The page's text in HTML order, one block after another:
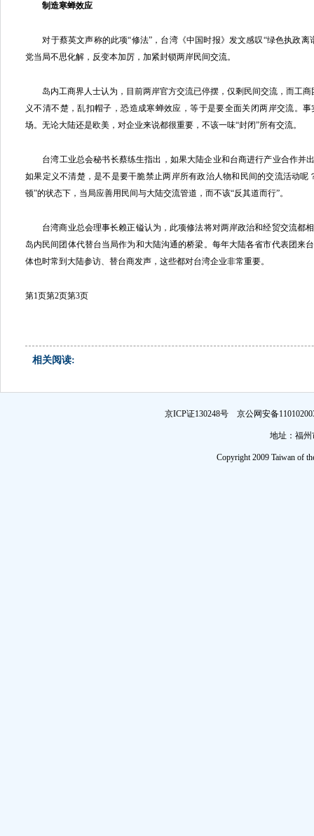
制造寒蝉效应
对于蔡英文声称的此项“修法”，台湾《中国时报》发文感叹“绿色执政离
党当局不思化解，反变本加厉，加紧封锁两岸民间交流。
岛内工商界人士认为，目前两岸官方交流已停摆，仅剩民间交流，而工商
义不清不楚，乱扣帽子，恐造成寒蝉效应，等于是要全面关闭两岸交流。
场。无论大陆还是欧美，对企业来说都很重要，不该一味“封闭”所有交流。
台湾工业总会秘书长蔡练生指出，如果大陆企业和台商进行产业合作并
如果定义不清楚，是不是要干脆禁止两岸所有政治人物和民间的交流活动呢
顿”的状态下，当局应善用民间与大陆交流管道，而不该“反其道而行”。
台湾商业总会理事长赖正镒认为，此项修法将对两岸政治和经贸交流都
岛内民间团体代替台当局作为和大陆沟通的桥梁。每年大陆各省市代表团来
体也时常到大陆参访、替台商发声，这些都对台湾企业非常重要。
第1页第2页第3页
相关阅读:
京ICP证130248号 京公网安备
地址：福州
Copyright 2009 Taiwan of